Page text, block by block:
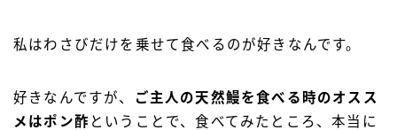
私はわさびだけを乗せて食べるのが好きなんです。
好きなんですが、
ご主人の天然鰻を食べる時のオスス
メはポン酢 ということで、食べてみたところ、本当に